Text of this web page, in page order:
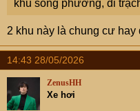
khu song phương, di
2 khu này là chung cư hay
14:43 28/05/2026
ZenusHH
Xe hơi